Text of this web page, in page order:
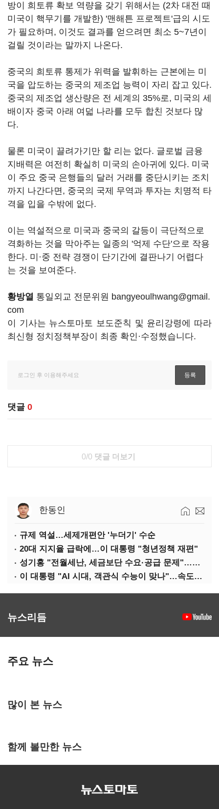
방이 희토류 확보 역량을 갖기 위해서는 (2차 대전 때
미국이 핵무기를 개발한) '맨해튼 프로젝트'급의 시도
가 필요하며, 이것도 결과를 얻으려면 최소 5~7년이
걸릴 것이라는 말까지 나온다.
중국의 희토류 통제가 위력을 발휘하는 근본에는 미
국을 압도하는 중국의 제조업 능력이 자리 잡고 있다.
중국의 제조업 생산량은 전 세계의 35%로, 미국의 세
배이자 중국 아래 여덟 나라를 모두 합친 것보다 많
다.
물론 미국이 끌려가기만 할 리는 없다. 글로벌 금융
지배력은 여전히 확실히 미국의 손아귀에 있다. 미국
이 주요 중국 은행들의 달러 거래를 중단시키는 조치
까지 나간다면, 중국의 국제 무역과 투자는 치명적 타
격을 입을 수밖에 없다.
이는 역설적으로 미국과 중국의 갈등이 극단적으로
격화하는 것을 막아주는 일종의 '억제 수단'으로 작용
한다. 미·중 전략 경쟁이 단기간에 결판나기 어렵다
는 것을 보여준다.
황방열 통일외교 전문위원 bangyeoulhwang@gmail.
com
이 기사는 뉴스토마토 보도준칙 및 윤리강령에 따라
최신형 정치정책부장이 최종 확인·수정했습니다.
댓글 0
0/0 댓글 더보기
한동인
규제 역설…세제개편안 '누더기' 수순
20대 지지율 급락에…이 대통령 "청년정책 재편"
성기홍 "전월세난, 세금보단 수요·공급 문제"…닥공 시사
이 대통령 "AI 시대, 객관식 수능이 맞나"…속도전 '경계'
뉴스리듬
주요 뉴스
많이 본 뉴스
함께 볼만한 뉴스